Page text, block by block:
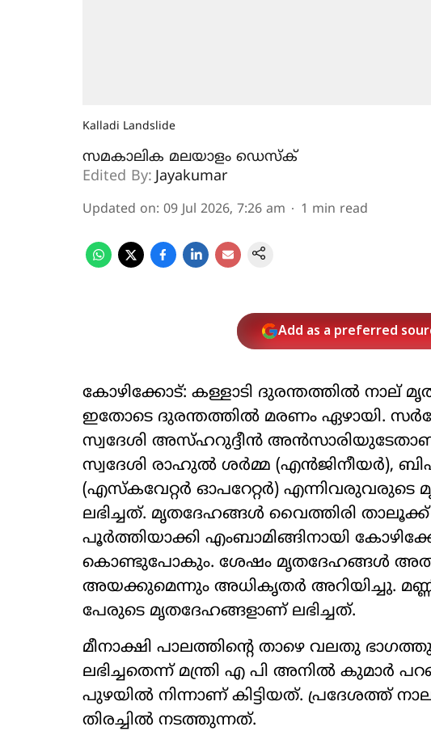
Kalladi Landslide
സമകാലിക മലയാളം ഡെസ്ക്
Edited By: Jayakumar
Updated on: 09 Jul 2026, 7:26 am 1 min read
Add as a preferred
കോഴിക്കോട്: കള്ളാടി ദുരന്തത്തില്‍ നാല്
ഇതോടെ ദുരന്തത്തില്‍ മരണം ഏഴായി.
സ്വദേശി അസ്ഹറുദ്ദീന്‍
സ്വദേശി രാഹുൽ ശർമ്മ (എൻജിനീയർ),
(എസ്കവേറ്റർ ഓപറേറ്റർ) എന്നിവരുവരുടെ
ലഭിച്ചത്. മൃതദേഹങ്ങള്‍ വൈത്തിരി
പൂർത്തിയാക്കി എംബാമിങ്ങിനായി
കൊണ്ടുപോകും. ശേഷം മൃതദേഹങ്ങൾ
അയക്കുമെന്നും അധികൃതർ അറിയിച്ചു.
പേരുടെ മൃതദേഹങ്ങളാണ് ലഭിച്ചത്.
മീനാക്ഷി പാലത്തിന്റെ താഴെ വലതു
ലഭിച്ചതെന്ന് മന്ത്രി എ പി അനില്‍ കുമാര്‍
പുഴയിൽ നിന്നാണ് കിട്ടിയത്. പ്രദേശത്ത്
തിരച്ചില്‍ നടത്തുന്നത്.